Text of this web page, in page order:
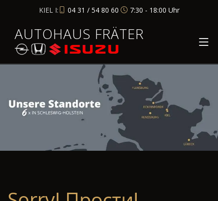
KIEL I: 04 31 / 54 80 60 7:30 - 18:00 Uhr
AUTOHAUS FRÄTER